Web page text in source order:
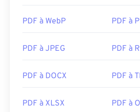
PDF à WebP PDF à
PDF à JPEG PDF à
PDF à DOCX PDF à
PDF à XLSX PDF à